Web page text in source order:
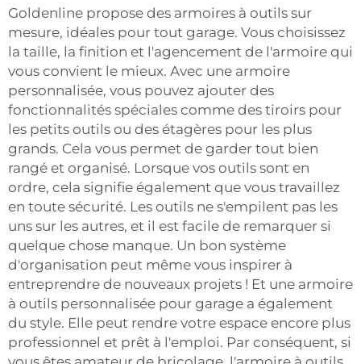
Goldenline propose des armoires à outils sur
mesure, idéales pour tout garage. Vous choisissez
la taille, la finition et l'agencement de l'armoire qui
vous convient le mieux. Avec une armoire
personnalisée, vous pouvez ajouter des
fonctionnalités spéciales comme des tiroirs pour
les petits outils ou des étagères pour les plus
grands. Cela vous permet de garder tout bien
rangé et organisé. Lorsque vos outils sont en
ordre, cela signifie également que vous travaillez
en toute sécurité. Les outils ne s'empilent pas les
uns sur les autres, et il est facile de remarquer si
quelque chose manque. Un bon système
d'organisation peut même vous inspirer à
entreprendre de nouveaux projets ! Et une armoire
à outils personnalisée pour garage a également
du style. Elle peut rendre votre espace encore plus
professionnel et prêt à l'emploi. Par conséquent, si